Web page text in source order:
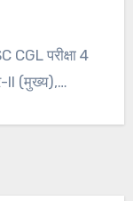
II (मुख्य),…